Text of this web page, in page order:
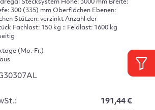
Stecksystem Höhe: 3000 mm Breite:
300 (335) mm Oberflächen Ebenen:
Stützen: verzinkt Anzahl der
Fachlast: 150 kg :: Feldlast: 1600 kg
(Mo.-Fr.)
191,44 €